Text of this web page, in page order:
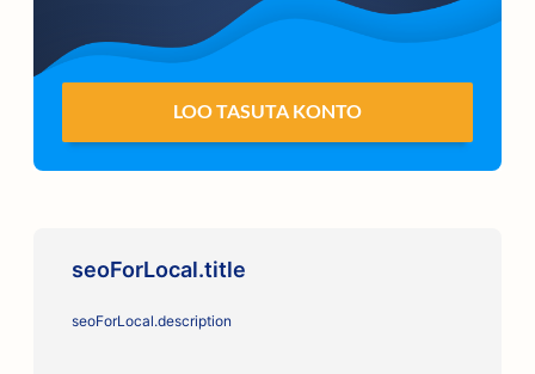
LOO TASUTA KONTO
seoForLocal.title
seoForLocal.description